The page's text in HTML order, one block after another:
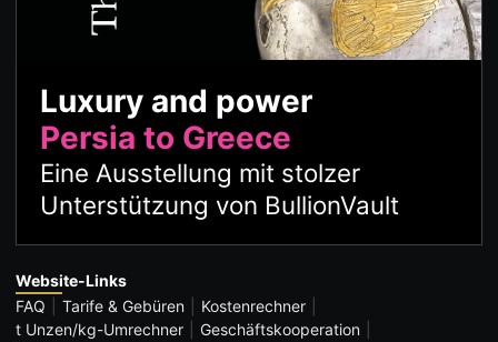
Luxury and power
Persia to Greece
Eine Ausstellung mit stolzer
Unterstützung von BullionVault
Website-Links
FAQ
Tarife & Gebüren
Kostenrechner
t Unzen/kg-Umrechner
Geschäftskooperation